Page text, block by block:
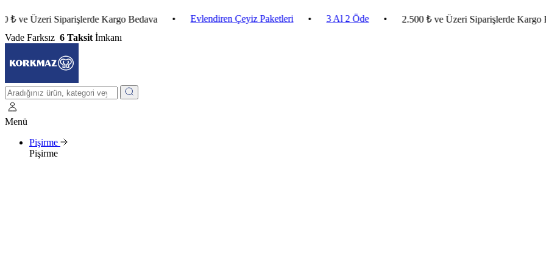
Üzeri Siparişlerde Kargo Bedava • Evlendiren Çeyiz Paketleri • 3 Al 2 Öde • 2.500 ₺ ve Üzeri Siparişlerde Kargo
Vade Farksız 6 Taksit İmkanı
Menü
Pişirme
Pişirme